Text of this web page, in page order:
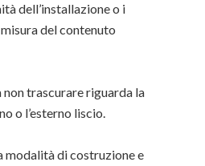
dell’installazione o i
del contenuto
trascurare riguarda la
o l’esterno liscio.
modalità di costruzione e